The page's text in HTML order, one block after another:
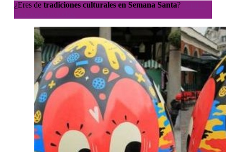
¿Eres de tradiciones culturales en Semana Santa?